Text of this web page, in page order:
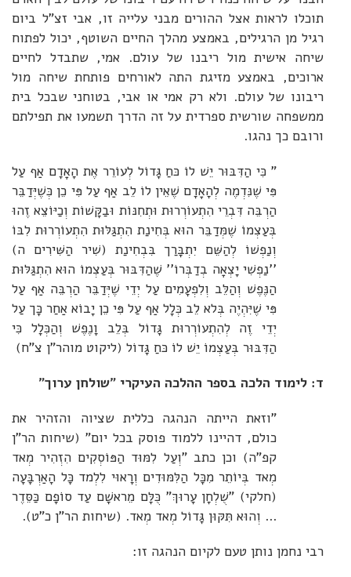
תוכלו לראות אצל ההורים מבני עלייה זו, אבי זצ"ל ביום
רגיל מן הרגילים, באמצע מהלך החיים השוטף, יכול לפתוח
שיחה אישית מול ריבנו של עולם. אמי, שתבדל לחיים
ארוכים, באמצע מזיגת התה לאורחים פותחת שיחה מול
ריבונו של עולם. ולא רק אמי או אבי, בטוחני שבכל בית
ממשפחה שורשית ספרדית על זה הדרך תשמעו את תפילתם
ורובם כך נהגו.
" כִּי הַדִּבּוּר יֵשׁ לוֹ כּחַ גָּדוֹל לְעוֹרֵר אֶת הָאָדָם אַף עַל
פִּי שֶׁנִּדְמֶה לְהָאָדָם שֶׁאֵין לוֹ לֵב אַף עַל פִּי כֵן כְּשֶׁיְּדַבֵּר
הַרְבֵּה דִּבְרֵי הִתְעוֹרְרוּת וּתְחִנּוֹת וּבַקָּשׁוֹת וְכַיּוֹצֵא זֶהוּ
בְּעַצְמוֹ שֶׁמְּדַבֵּר הוּא בְּחִינַת הִתְגַּלּוּת הִתְעוֹרְרוּת לִבּוֹ
וְנַפְשׁוֹ לְהַשֵּׁם יִתְבָּרַך בִּבְחִינַת (שִׁיר הַשִּׁירִים ה)
''נַפְשִׁי יָצְאָה בְדַבְּרוֹ'' שֶׁהַדִּבּוּר בְּעַצְמוֹ הוּא הִתְגַּלּוּת
הַנֶּפֶשׁ וְהַלֵּב וְלִפְעָמִים עַל יְדֵי שֶׁיְּדַבֵּר הַרְבֵּה אַף עַל
פִּי שֶׁיִּהְיֶה בְּלא לֵב כְּלָל אַף עַל פִּי כֵן יָבוֹא אַחַר כָּך עַל
יְדֵי זֶה לְהִתְעוֹרְרוּת גָּדוֹל בְּלֵב וָנֶפֶשׁ וְהַכְּלָל כִּי
הַדִּבּוּר בְּעַצְמוֹ יֵשׁ לוֹ כּחַ גָּדוֹל (ליקוט מוהר"ן צ"ח)
ד: לימוד הלכה בספר ההלכה העיקרי "שולחן ערוך"
"וזאת הייתה הנהגה כללית שציוה והזהיר את
כולם, דהיינו ללמוד פוסק בכל יום" (שיחות הר"ן
קפ"ה) וכן כתב "וְעַל לִמּוּד הַפּוֹסְקִים הִזְהִיר מְאד
מְאד בְּיוֹתֵר מִכָּל הַלִּמּוּדִים וְרָאוּי לִלְמד כָּל הָאַרְבָּעָה
(חלקי) "שֻׁלְחָן עָרוּךְ" כֻּלָּם מֵראשָׁם עַד סוֹפָם כַּסֵּדֶר
... וְהוּא תִּקּוּן גָּדוֹל מְאד מְאד. (שיחות הר"ן כ"ט).
רבי נחמן נותן טעם לקיום הנהגה זו: